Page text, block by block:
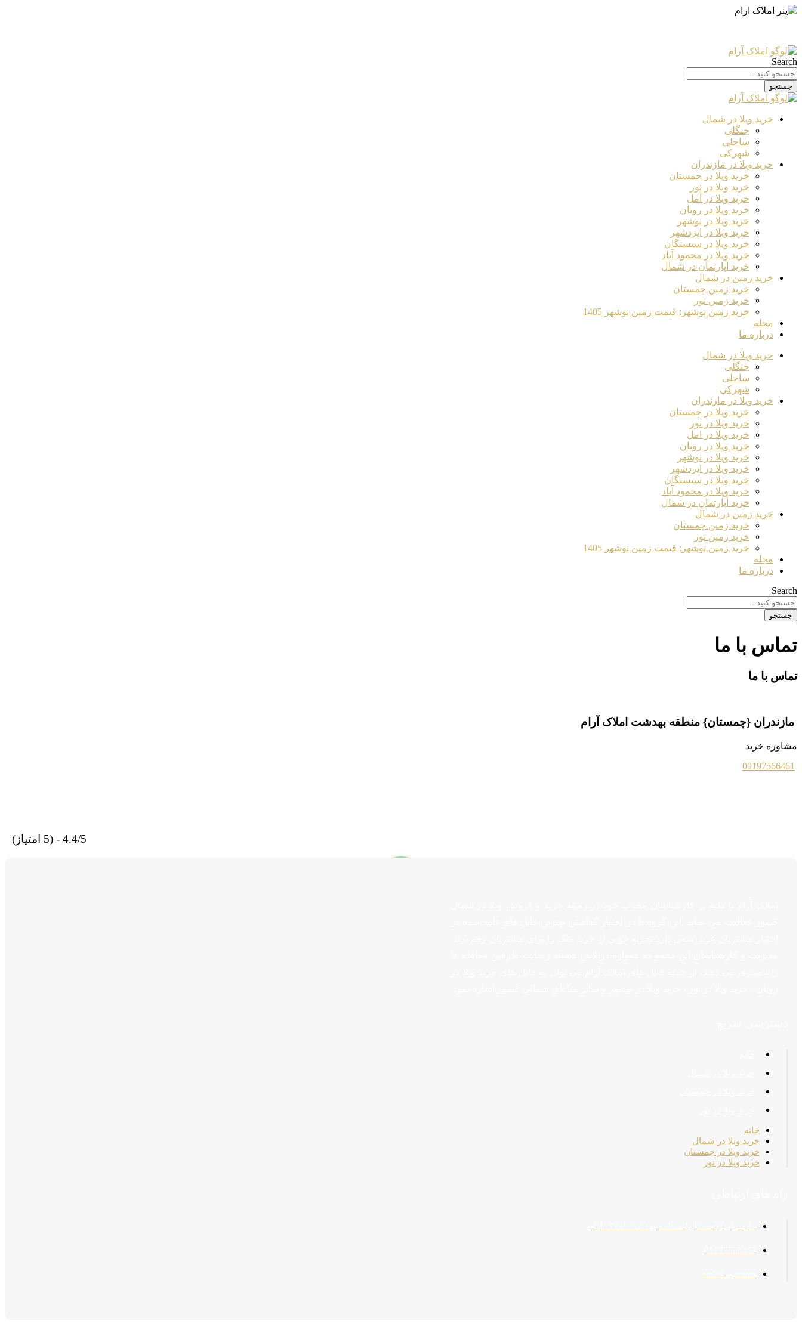
Search
جستجو
خرید ویلا در شمال
جنگلی
ساحلی
شهرکی
خرید ویلا در مازندران
خرید ویلا در چمستان
خرید ویلا در نور
خرید ویلا در آمل
خرید ویلا در رویان
خرید ویلا در نوشهر
خرید ویلا در ایزدشهر
خرید ویلا در سیسنگان
خرید ویلا در محمود آباد
خرید آپارتمان در شمال
خرید زمین در شمال
خرید زمین چمستان
خرید زمین نور
خرید زمین نوشهر: قیمت زمین نوشهر 1405
مجله
درباره ما
خرید ویلا در شمال
جنگلی
ساحلی
شهرکی
خرید ویلا در مازندران
خرید ویلا در چمستان
خرید ویلا در نور
خرید ویلا در آمل
خرید ویلا در رویان
خرید ویلا در نوشهر
خرید ویلا در ایزدشهر
خرید ویلا در سیسنگان
خرید ویلا در محمود آباد
خرید آپارتمان در شمال
خرید زمین در شمال
خرید زمین چمستان
خرید زمین نور
خرید زمین نوشهر: قیمت زمین نوشهر 1405
مجله
درباره ما
Search
جستجو
تماس با ما
تماس با ما
مازندران {چمستان} منطقه بهدشت املاک آرام
مشاوره خرید
09197566461
4.4/5 - (5 امتیاز)
خانه
خرید ویلا در شمال
خرید ویلا در چمستان
خرید ویلا در نور